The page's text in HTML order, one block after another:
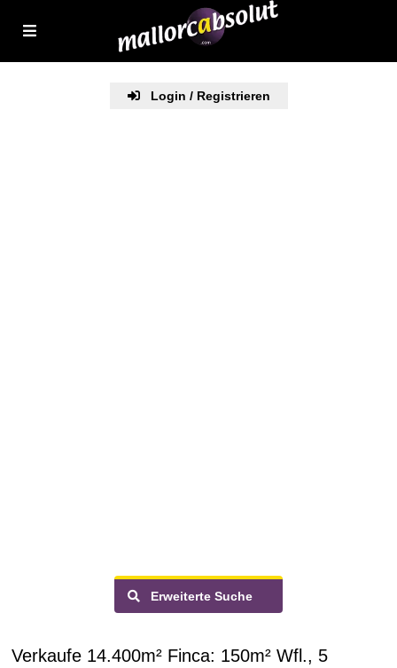
Login / Registrieren
Erweiterte Suche
Verkaufe 14.400m² Finca: 150m² Wfl., 5